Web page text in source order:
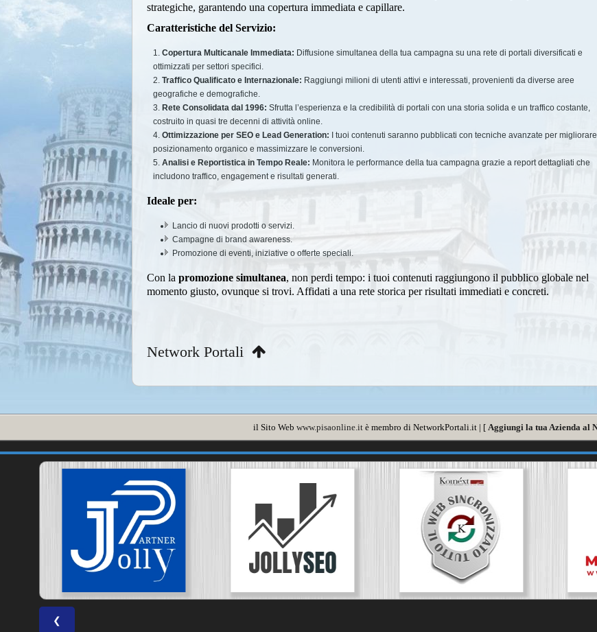
strategiche, garantendo una copertura immediata e capillare.
Caratteristiche del Servizio:
Copertura Multicanale Immediata: Diffusione simultanea della tua campagna su una rete di portali diversificati e
ottimizzati per settori specifici.
Traffico Qualificato e Internazionale: Raggiungi milioni di utenti attivi e interessati, provenienti da diverse aree
geografiche e demografiche.
Rete Consolidata dal 1996: Sfrutta l’esperienza e la credibilità di portali con una storia solida e un traffico costante,
costruito in quasi tre decenni di attività online.
Ottimizzazione per SEO e Lead Generation: I tuoi contenuti saranno pubblicati con tecniche avanzate per migliorare
posizionamento organico e massimizzare le conversioni.
Analisi e Reportistica in Tempo Reale: Monitora le performance della tua campagna grazie a report dettagliati che
includono traffico, engagement e risultati generati.
Ideale per:
Lancio di nuovi prodotti o servizi.
Campagne di brand awareness.
Promozione di eventi, iniziative o offerte speciali.
Con la promozione simultanea, non perdi tempo: i tuoi contenuti raggiungono il pubblico globale nel
momento giusto, ovunque si trovi. Affidati a una rete storica per risultati immediati e concreti.
Network Portali
il Sito Web www.pisaonline.it è membro di NetworkPortali.it | [ Aggiungi la tua Azienda al
❮